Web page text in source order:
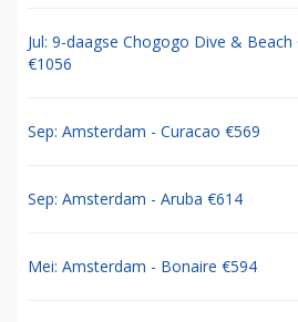
Jul: 9-daagse Chogogo Dive & Beach
€1056
Sep: Amsterdam - Curacao €569
Sep: Amsterdam - Aruba €614
Mei: Amsterdam - Bonaire €594